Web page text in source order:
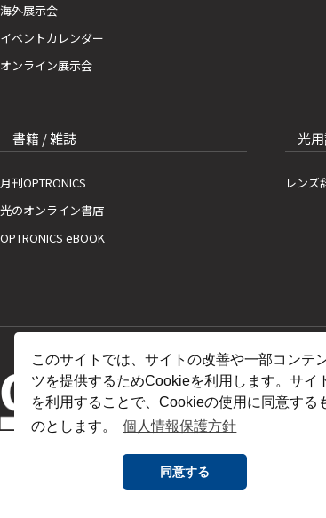
このサイトでは、サイトの改善や一部コンテ
ツを提供するためCookieを利用します。サイ
を利用することで、Cookieの使用に同意する
のとします。
個人情報保護方針
同意する
海外展示会
イベントカレンダー
オンライン展示会
書籍 / 雑誌
月刊OPTRONICS
光のオンライン書店
OPTRONICS eBOOK
光
レンズ